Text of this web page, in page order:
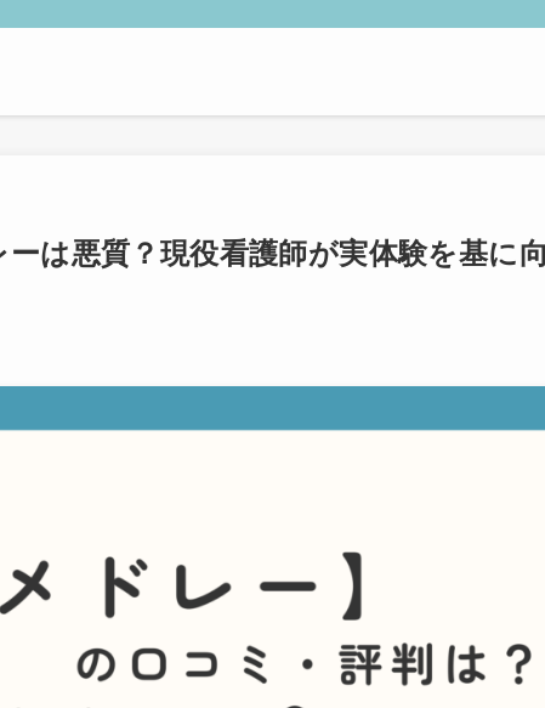
は悪質？現役看護師が実体験を基に